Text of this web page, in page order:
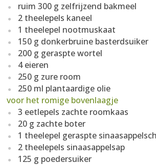
ruim 300 g zelfrijzend bakmeel
2 theelepels kaneel
1 theelepel nootmuskaat
150 g donkerbruine basterdsuiker
200 g geraspte wortel
4 eieren
250 g zure room
250 ml plantaardige olie
voor het romige bovenlaagje
3 eetlepels zachte roomkaas
20 g zachte boter
1 theelepel geraspte
2 theelepels sinaasappelsap
125 g poedersuiker